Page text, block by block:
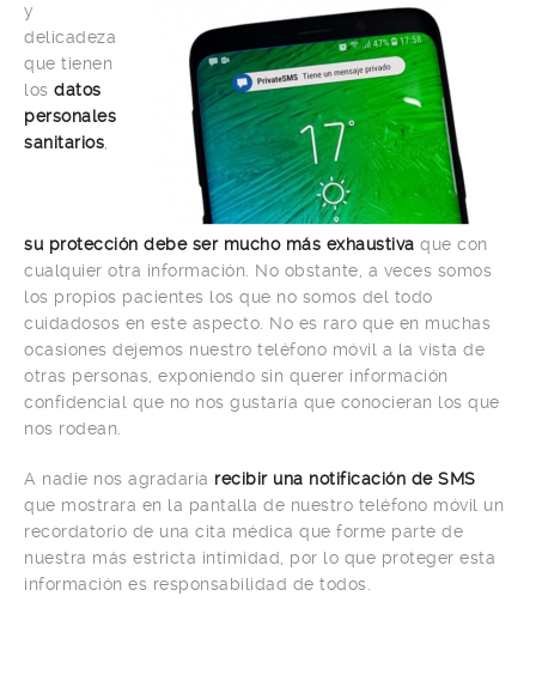
y
delicadeza
que tienen
los datos
personales
sanitarios
su protección debe ser mucho más exhaustiva que con
cualquier otra información. No obstante, a veces somos
los propios pacientes los que no somos del todo
cuidadosos en este aspecto. No es raro que en muchas
ocasiones dejemos nuestro teléfono móvil a la vista de
otras personas, exponiendo sin querer información
confidencial que no nos gustaría que conocieran los que
nos rodean.
A nadie nos agradaría recibir una notificación de SMS
que mostrara en la pantalla de nuestro teléfono móvil un
recordatorio de una cita médica que forme parte de
nuestra más estricta intimidad, por lo que proteger esta
información es responsabilidad de todos.